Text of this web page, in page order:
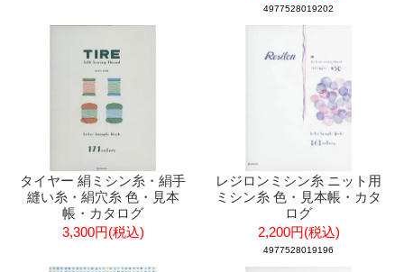
4977528019202
タイヤー 絹ミシン糸・絹手
縫い糸・絹穴糸 色・見本
帳・カタログ
3,300円(税込)
レジロンミシン糸 ニット用
ミシン糸 色・見本帳・カタ
ログ
2,200円(税込)
4977528019196